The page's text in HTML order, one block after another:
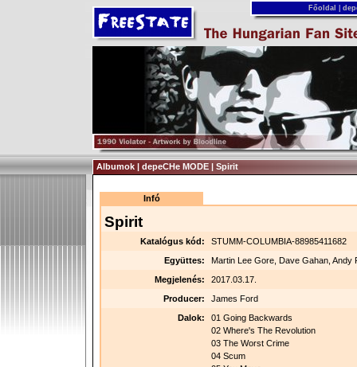
Főoldal
Albumok | depeCHe MODE | Spirit
Infó
Spirit
Katalógus kód:
STUMM-COLUMBIA-88985411682
Együttes:
Martin Lee Gore, Dave Gahan, Andy
Megjelenés:
2017.03.17.
Producer:
James Ford
Dalok:
01 Going Backwards
02 Where's The Revolution
03 The Worst Crime
04 Scum